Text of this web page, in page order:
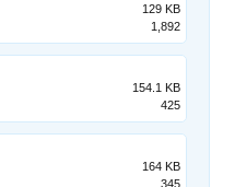
129 KB
1,892
154.1 KB
425
164 KB
345